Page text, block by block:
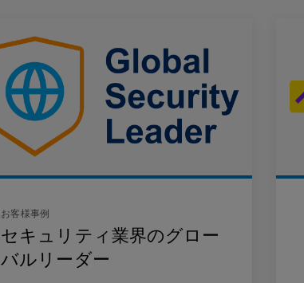
お客様事例
セキュリティ業界のグロー
バルリーダー